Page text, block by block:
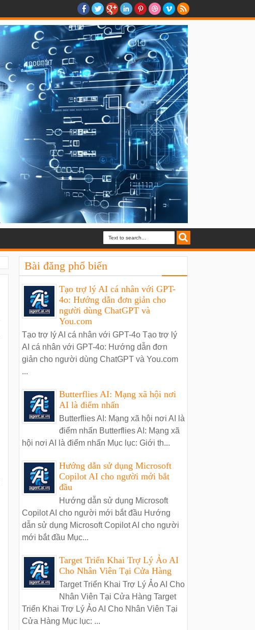
Bài đăng phổ biến
Tạo trợ lý AI cá nhân với GPT-
4o: Hướng dẫn đơn giản cho
người dùng ChatGPT và
You.com
Tạo trợ lý AI cá nhân với GPT-4o Tạo trợ lý
AI cá nhân với GPT-4o: Hướng dẫn đơn
giản cho người dùng ChatGPT và You.com
...
Butterflies AI: Mạng xã hội nơi
AI là điểm nhấn
Butterflies AI: Mạng xã hội nơi AI là
điểm nhấn Butterflies AI: Mạng xã
hội nơi AI là điểm nhấn Mục lục: Giới th...
Hướng dẫn sử dụng Microsoft
Copilot AI cho người mới bắt
đầu
Hướng dẫn sử dụng Microsoft
Copilot AI cho người mới bắt đầu Hướng
dẫn sử dụng Microsoft Copilot AI cho người
mới bắt đầu Mục...
Target Triển Khai Trợ Lý Ảo AI
Cho Nhân Viên Tại Cửa Hàng
Target Triển Khai Trợ Lý Ảo AI Cho
Nhân Viên Tại Cửa Hàng Target
Triển Khai Trợ Lý Ảo AI Cho Nhân Viên Tại
Cửa Hàng Mục lục: ...